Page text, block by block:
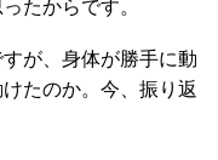
たからです。
が、身体が勝手に動
たのか。今、振り返